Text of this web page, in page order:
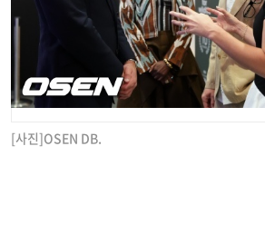
[사진]OSEN DB.